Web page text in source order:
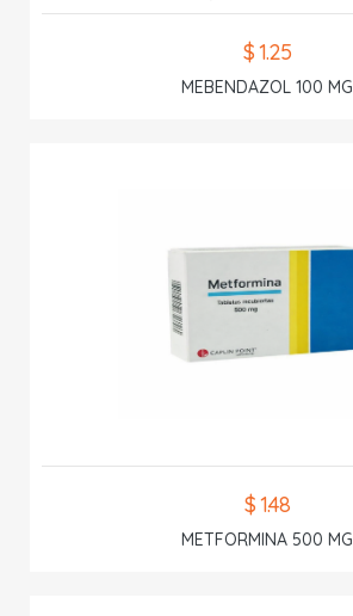
$ 1.25
MEBENDAZOL 100 MG
$ 1.48
METFORMINA 500 MG